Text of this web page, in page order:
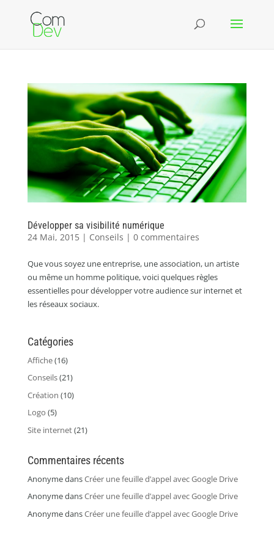
Développer sa visibilité numérique
24 Mai, 2015| Conseils | 0 commentaires
Que vous soyez une entreprise, une association, un artiste
ou même un homme politique, voici quelques règles
essentielles pour développer votre audience sur internet et
les réseaux sociaux.
Catégories
Affiche(16)
Conseils(21)
Création (10)
Logo (5)
Site internet(21)
Commentaires récents
AnonymedansCréer une feuille d’appel avec Google Drive
AnonymedansCréer une feuille d’appel avec Google Drive
AnonymedansCréer une feuille d’appel avec Google Drive